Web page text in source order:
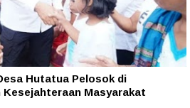
Hutatua Pelosok di
Masyarakat